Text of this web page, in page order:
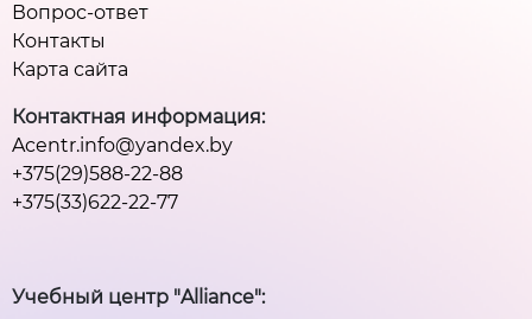
Вопрос-ответ
Контакты
Карта сайта
Контактная информация:
Acentr.info@yandex.by
+375(29)588-22-88
+375(33)622-22-77
Учебный центр "Alliance":